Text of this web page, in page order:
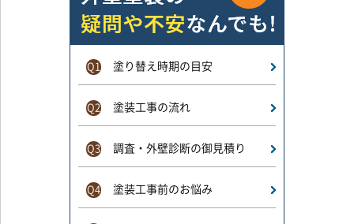
Q1 塗り替え時期の目安
Q2 塗装工事の流れ
Q3 調査・外壁診断の御見積り
Q4 塗装工事前のお悩み